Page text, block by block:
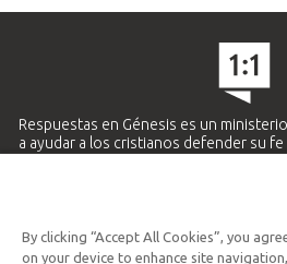
Respuestas en Génesis es un
a ayudar a los cristianos defender su
Ministerio
By clicking “Accept All Cookies”, you
on your device to enhance site